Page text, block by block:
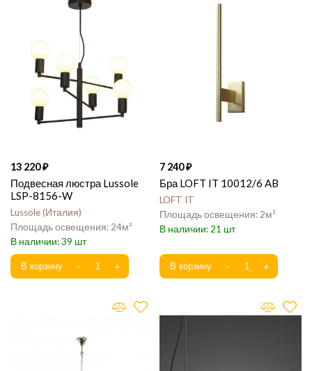
13 220
Подвесная люстра Lussole
LSP-8156-W
Lussole Италия
24
39
7 240
Бра LOFT IT 10012/6 AB
LOFT IT
2
21